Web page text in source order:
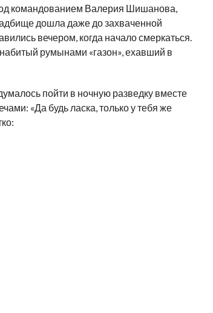
командованием Валерия Шишанова,
дошла даже до захваченной
вечером, когда начало смеркаться.
румынами «газон», ехавший в
пойти в ночную разведку вместе
«Да будь ласка, только у тебя же